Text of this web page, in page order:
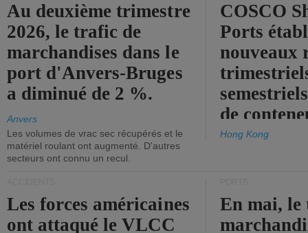
Au deuxième trimestre
2026, le trafic de
marchandises dans le
port d'Anvers-Bruges
a diminué de 2 %.
Anvers
Les volumes de vrac sec récupérés et le
matériel roulant ont augmenté. D'autres
secteurs ont connu un recul.
COSCO
Ports
nouveaux
de
Hong Kong
Les forces américaines
ont attaqué le VLCC
En mai, le